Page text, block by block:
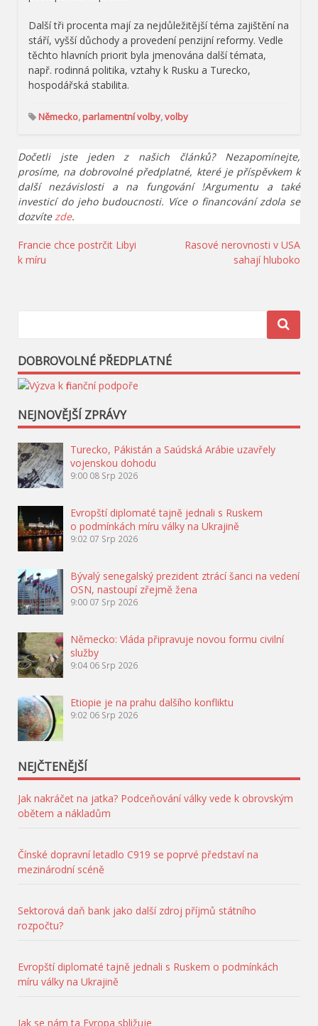
Další tři procenta mají za nejdůležitější téma zajištění na
stáří, vyšší důchody a provedení penzijní reformy. Vedle
těchto hlavních priorit byla jmenována další témata,
např. rodinná politika, vztahy k Rusku a Turecko,
hospodářská stabilita.
Německo,parlamentní volby,volby
Dočetli jste jeden z našich článků? Nezapomínejte,
prosíme, na dobrovolné předplatné, které je příspěvkem k
další nezávislosti a na fungování !Argumentu a také
investicí do jeho budoucnosti. Více o financování zdola se
dozvítezde.
Navigace
pro
Francie chce postrčit Libyi
k míru
Rasové nerovnosti v USA
sahají hluboko
DOBROVOLNÉ PŘEDPLATNÉ
NEJNOVĚJŠÍ ZPRÁVY
Turecko, Pákistán a Saúdská Arábie uzavřely
vojenskou dohodu
9:00 08 Srp 2026
Evropští diplomaté tajně jednali s Ruskem
o podmínkách míru války na Ukrajině
9:02 07 Srp 2026
Bývalý senegalský prezident ztrácí šanci na vedení
OSN, nastoupí zřejmě žena
9:00 07 Srp 2026
Německo: Vláda připravuje novou formu civilní
služby
9:04 06 Srp 2026
Etiopie je na prahu dalšího konfliktu
9:02 06 Srp 2026
NEJČTENĚJŠÍ
Jak nakráčet na jatka? Podceňování války vede k obrovským
obětem a nákladům
Čínské dopravní letadlo C919 se poprvé představí na
mezinárodní scéně
Sektorová daň bank jako další zdroj příjmů státního
rozpočtu?
Evropští diplomaté tajně jednali s Ruskem o podmínkách
míru války na Ukrajině
Jak se nám ta Evropa sbližuje